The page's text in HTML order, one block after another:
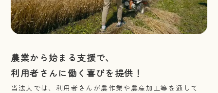
農業から始まる支援で、
利用者さんに働く喜びを提供！
当法人では、利用者さんが農作業や農産加工等を通して